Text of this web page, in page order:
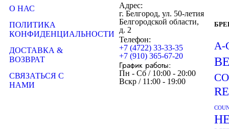
О НАС
ПОЛИТИКА
КОНФИДЕНЦИАЛЬНОСТИ
ДОСТАВКА &
ВОЗВРАТ
СВЯЗАТЬСЯ С
НАМИ
Адрес:
г. Белгород, ул. 50-летия
Белгородской области,
д. 2
Телефон:
+7 (4722) 33-33-35
+7 (910) 365-67-20
График работы:
Пн - Сб / 10:00 - 20:00
Вскр / 11:00 - 19:00
A-